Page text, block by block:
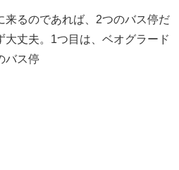
来るのであれば、2つのバス停だ
大丈夫。1つ目は、ベオグラード
バス停